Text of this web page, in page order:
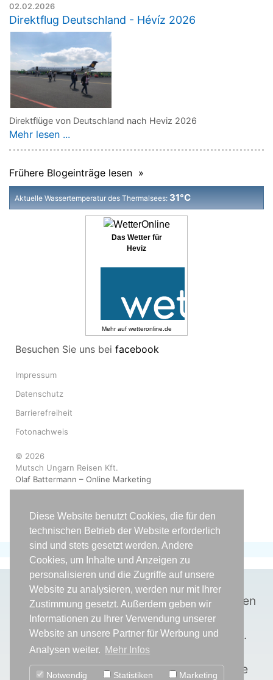
Diese Website benutzt Cookies, die für den
technischen Betrieb der Website erforderlich
sind und stets gesetzt werden. Andere
Cookies, um Inhalte und Anzeigen zu
personalisieren und die Zugriffe auf unsere
Website zu analysieren, werden nur mit Ihrer
Zustimmung gesetzt. Außerdem geben wir
Informationen zu Ihrer Verwendung unserer
Website an unsere Partner für Werbung und
Analysen weiter. Mehr Infos
Notwendig Statistiken Marketing
02.02.2026
Direktflug Deutschland - Hévíz 2026
Direktflüge von Deutschland nach Heviz 2026
Mehr lesen ...
Frühere Blogeinträge lesen »
Aktuelle Wassertemperatur des Thermalsees: 31°C
Das Wetter für
Heviz
Mehr auf wetteronline.de
Besuchen Sie uns bei facebook
Impressum
Datenschutz
Barrierefreiheit
Fotonachweis
© 2026
Mutsch Ungarn Reisen Kft.
Olaf Battermann – Online Marketing
WICHTIGE INFORMATION
* ACHTUNG!Unbedingt Kontraindikationen
beachten!
Weitere Informationen finden SieHIER .
**Der Vergleichsrechner gibt
Durchschnittswerte wieder. Diese Werte